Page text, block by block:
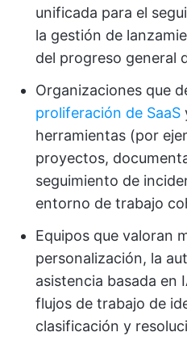
unificada para el
la gestión de
del progreso general
Organizaciones que
proliferación de SaaS
herramientas (por
proyectos,
seguimiento de
entorno de trabajo
Equipos que valoran
personalización, la
asistencia basada en
flujos de trabajo de
clasificación y